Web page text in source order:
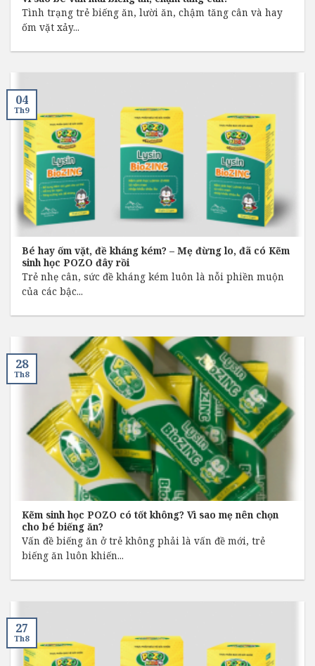
Tình trạng trẻ biếng ăn, lười ăn, chậm tăng cân và hay
ốm vặt xảy...
Bé hay ốm vặt, đề kháng kém? – Mẹ đừng lo, đã có Kẽm
sinh học POZO đây rồi
Trẻ nhẹ cân, sức đề kháng kém luôn là nỗi phiền muộn
của các bậc...
04
Th9
Kẽm sinh học POZO có tốt không? Vì sao mẹ nên chọn
cho bé biếng ăn?
Vấn đề biếng ăn ở trẻ không phải là vấn đề mới, trẻ
biếng ăn luôn khiến...
28
Th8
27
Th8